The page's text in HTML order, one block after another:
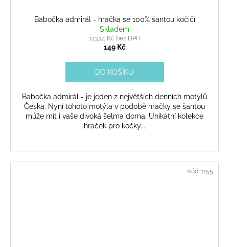
Babočka admirál - hračka se 100% šantou kočičí
Skladem
123,14 Kč bez DPH
149 Kč
DO KOŠÍKU
Babočka admirál - je jeden z největších denních motýlů
Česka. Nyní tohoto motýla v podobě hračky se šantou
může mít i vaše divoká šelma doma. Unikátní kolekce
hraček pro kočky...
Kód: 1155